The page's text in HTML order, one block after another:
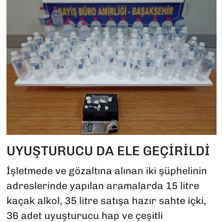
UYUŞTURUCU DA ELE GEÇİRİLDİ
İşletmede ve gözaltına alınan iki şüphelinin
adreslerinde yapılan aramalarda 15 litre
kaçak alkol, 35 litre satışa hazır sahte içki,
36 adet uyuşturucu hap ve çeşitli